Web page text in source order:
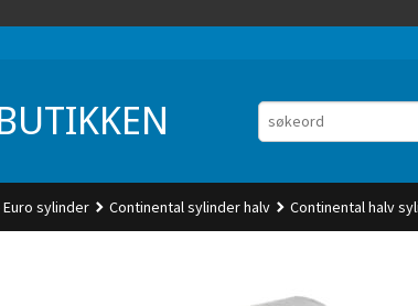
sylinder Continental sylinder halv Continental halv